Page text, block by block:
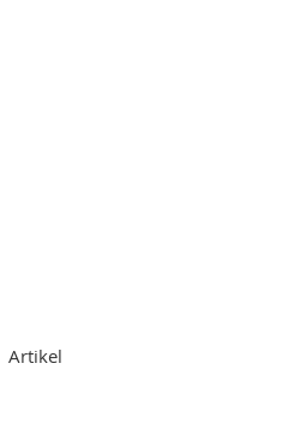
Artikel